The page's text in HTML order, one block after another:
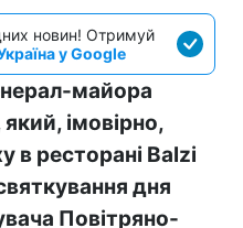
новин! Отримуй
у Google
майора
імовірно,
в ресторані Balzi
дня
Повітряно-